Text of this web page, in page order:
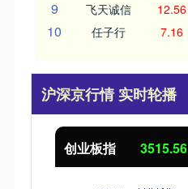
9 飞天诚信 12.56
10 任子行 7.16
沪深京行情 实时轮播
创业板指 3515.56